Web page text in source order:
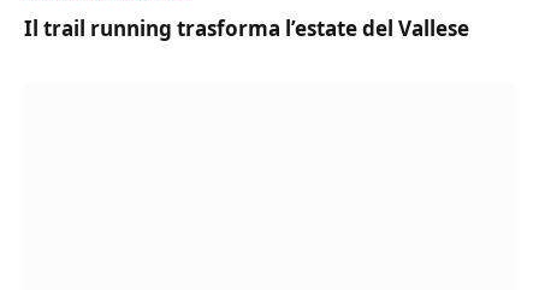
Il trail running trasforma l’estate del Vallese